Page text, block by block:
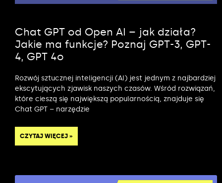
Chat GPT od Open AI – jak działa?
Jakie ma funkcje? Poznaj GPT-3, GPT-
4, GPT 4o
Rozwój sztucznej inteligencji (AI) jest jednym z najbardziej
ekscytujących zjawisk naszych czasów. Wśród rozwiązań,
które cieszą się największą popularnością, znajduje się
Chat GPT – narzędzie
CZYTAJ WIĘCEJ »